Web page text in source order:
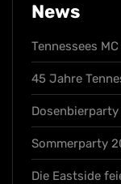
News
Tennessees
45 Jahre
Dosenbierparty
Sommerparty
Die Eastside